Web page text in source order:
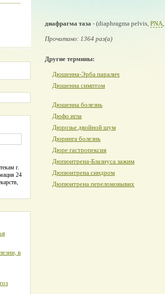
диафрагма таза - (diaphragma pelvis, PNA,
Прочитано: 1364 раз(а)
Другие термины:
Дюшенна-Эрба паралич
Дюшенна симптом
Дюшенна болезнь
Дюфо игла
Дюрозье двойной шум
Дюринга болезнь
Дюре гастропексия
Дюпюитрена-Блазиуса зажим
Дюпюитрена синдром
Дюпюитрена переломовывих
г.
24
в